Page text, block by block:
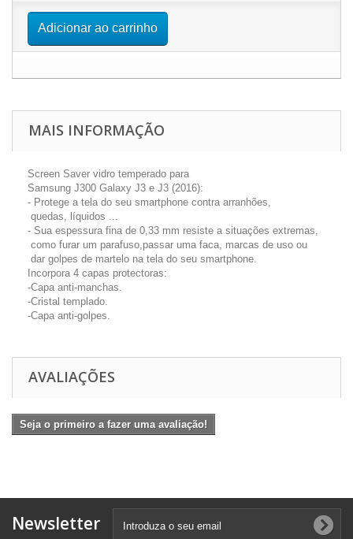
Adicionar ao carrinho
MAIS INFORMAÇÃO
Screen Saver vidro temperado para
Samsung J300 Galaxy J3 e J3 (2016):
- Protege a tela do seu smartphone contra arranhões,
quedas, líquidos ...
- Sua espessura fina de 0,33 mm resiste a situações extremas,
como furar um parafuso,passar uma faca, marcas de uso ou
dar golpes de martelo na tela do seu smartphone.
Incorpora 4 capas protectoras:
-Capa anti-manchas.
-Cristal templado.
-Capa anti-golpes.
AVALIAÇÕES
Seja o primeiro a fazer uma avaliação!
Newsletter